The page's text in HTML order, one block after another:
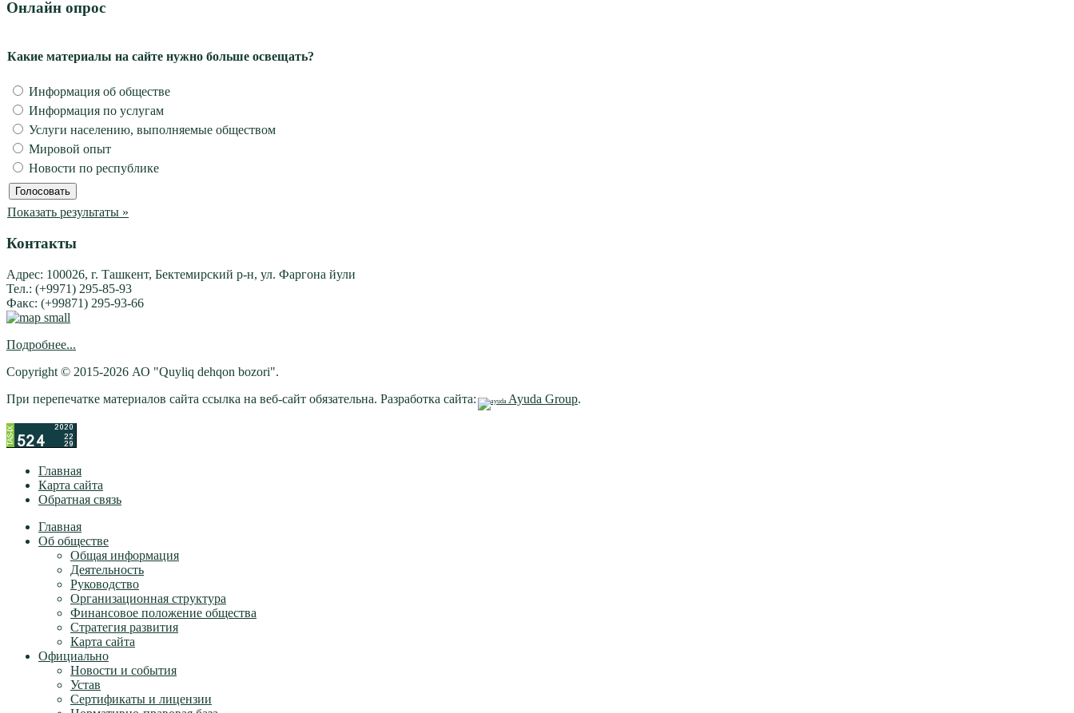
Онлайн опрос
Какие материалы на сайте нужно больше освещать?
Информация об обществе
Информация по услугам
Услуги населению, выполняемые обществом
Мировой опыт
Новости по республике
Показать результаты »
Контакты
Адрес: 100026, г. Ташкент, Бектемирский р-н, ул. Фаргона йули
Тел.: (+9971) 295-85-93
Факс: (+99871) 295-93-66
Подробнее...
Copyright © 2015-2026 АО "Quyliq dehqon bozori".
При перепечатке материалов сайта ссылка на веб-сайт обязательна. Разработка сайта:
Ayuda Group.
Главная
Карта сайта
Обратная связь
Главная
Об обществе
Общая информация
Деятельность
Руководство
Организационная структура
Финансовое положение общества
Стратегия развития
Карта сайта
Официально
Новости и события
Устав
Сертификаты и лицензии